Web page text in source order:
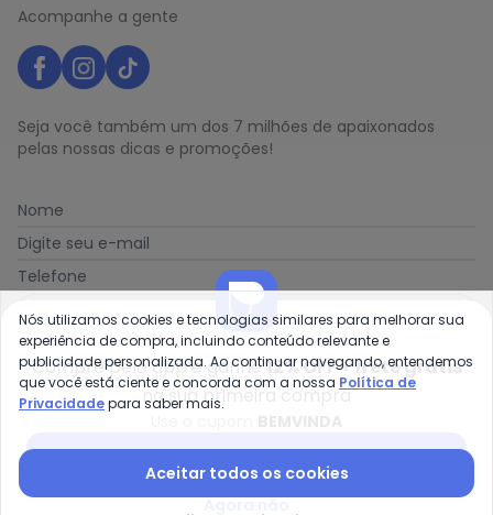
Acompanhe a gente
Seja você também um dos 7 milhões de apaixonados
pelas nossas dicas e promoções!
Nome
Digite seu e-mail
Telefone
Receber novidades
Ao enviar o cadastro, você concorda com a nossa Política
de Privacidade
Posthaus é uma marca da Posthaus Ltda / CNPJ:
Compre pelo app e ganhe12% OFF + frete grátis
na sua primeira compra
Nós utilizamos cookies e tecnologias similares para melhorar sua
experiência de compra, incluindo conteúdo relevante e
publicidade personalizada. Ao continuar navegando, entendemos
que você está ciente e concorda com a nossa Política de
Privacidadepara saber mais.
Aceitar todos os cookies